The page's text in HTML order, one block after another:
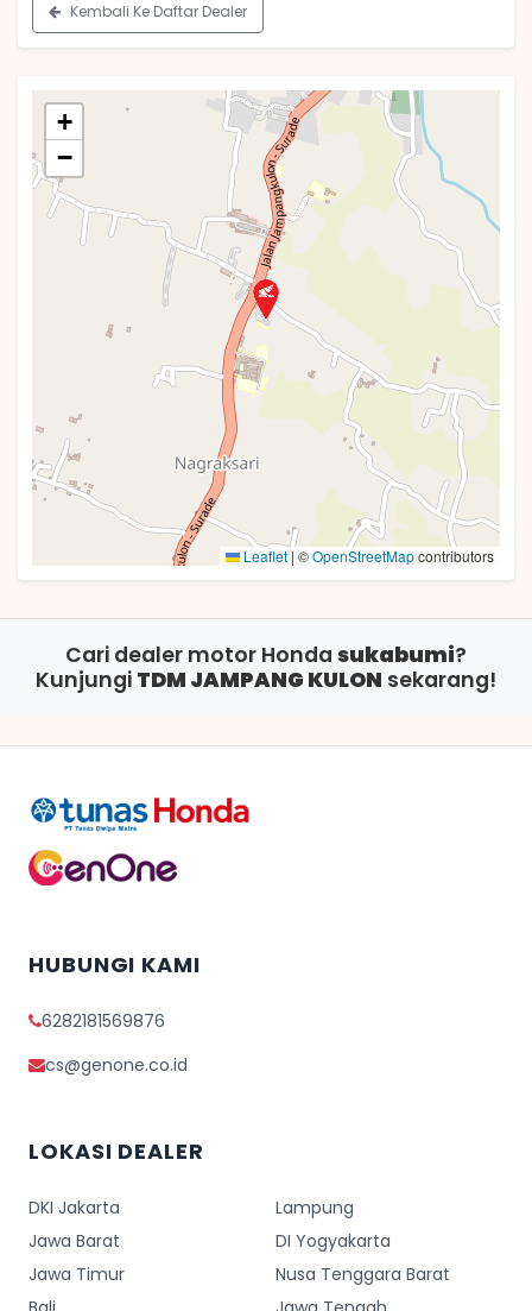
Kembali Ke Daftar Dealer
+
−
Leaflet | ©OpenStreetMapcontributors
Cari dealer motor Honda sukabumi?
Kunjungi TDM JAMPANG KULON sekarang!
HUBUNGI KAMI
6282181569876
cs@genone.co.id
LOKASI DEALER
DKI Jakarta
Lampung
Jawa Barat
DI Yogyakarta
Jawa Timur
Nusa Tenggara Barat